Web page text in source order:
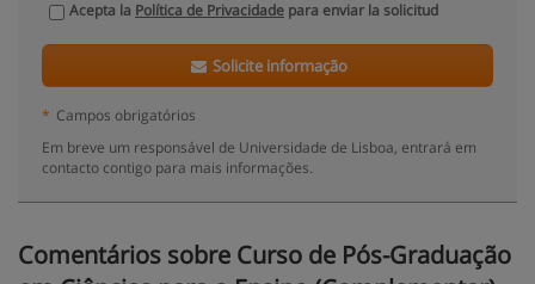
Acepta la Política de Privacidade para enviar la solicitud
Solicite informação
* Campos obrigatórios
Em breve um responsável de Universidade de Lisboa, entrará em
contacto contigo para mais informações.
Comentários sobre Curso de Pós-Graduação